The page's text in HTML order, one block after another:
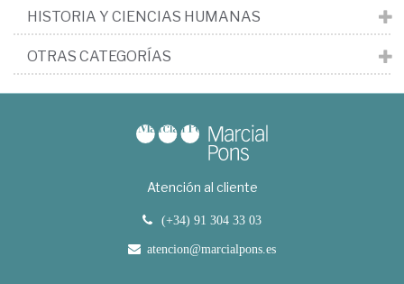
HISTORIA Y CIENCIAS HUMANAS
OTRAS CATEGORÍAS
Atención al cliente
(+34) 91 304 33 03
atencion@marcialpons.es